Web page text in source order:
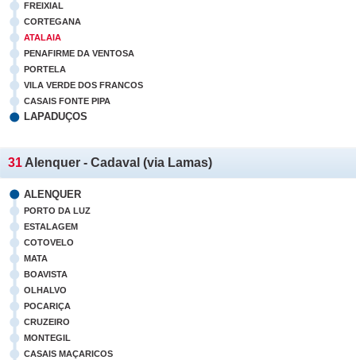
FREIXIAL
CORTEGANA
ATALAIA
PENAFIRME DA VENTOSA
PORTELA
VILA VERDE DOS FRANCOS
CASAIS FONTE PIPA
LAPADUÇOS
31 Alenquer - Cadaval (via Lamas)
ALENQUER
PORTO DA LUZ
ESTALAGEM
COTOVELO
MATA
BOAVISTA
OLHALVO
POCARIÇA
CRUZEIRO
MONTEGIL
CASAIS MAÇARICOS